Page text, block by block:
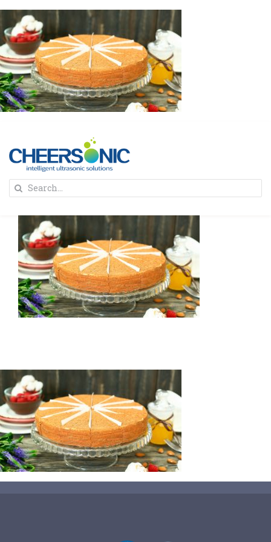
Skip
to
content
解决方案
蛋糕切割机
蛋糕切片机
三角蛋糕切割机
块状奶酪切片
条状奶酪切片
挤出奶酪切片
披萨切割机
三明治切割机
寿司切割机
面团
常温面团切割
冷冻面团切割
糕点/糖果
牛轧糖切割
超声波设备
关于我们
人才招聘
联系我们
Search